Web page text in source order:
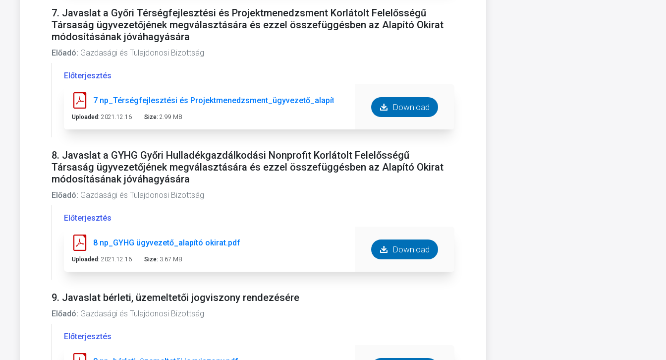
7. Javaslat a Győri Térségfejlesztési és Projektmenedzsment Korlátolt Felelősségű
Társaság ügyvezetőjének megválasztására és ezzel összefüggésben az Alapító Okirat
módosításának jóváhagyására
Előadó: Gazdasági és Tulajdonosi Bizottság
Előterjesztés
7 np_Térségfejlesztési és Projektmenedzsment_ügyvezető_alapító ok.pdf
Uploaded: 2021.12.16 Size: 2.99 MB
Download
8. Javaslat a GYHG Győri Hulladékgazdálkodási Nonprofit Korlátolt Felelősségű
Társaság ügyvezetőjének megválasztására és ezzel összefüggésben az Alapító Okirat
módosításának jóváhagyására
Előadó: Gazdasági és Tulajdonosi Bizottság
Előterjesztés
8 np_GYHG ügyvezető_alapító okirat.pdf
Uploaded: 2021.12.16 Size: 3.67 MB
Download
9. Javaslat bérleti, üzemeltetői jogviszony rendezésére
Előadó: Gazdasági és Tulajdonosi Bizottság
Előterjesztés